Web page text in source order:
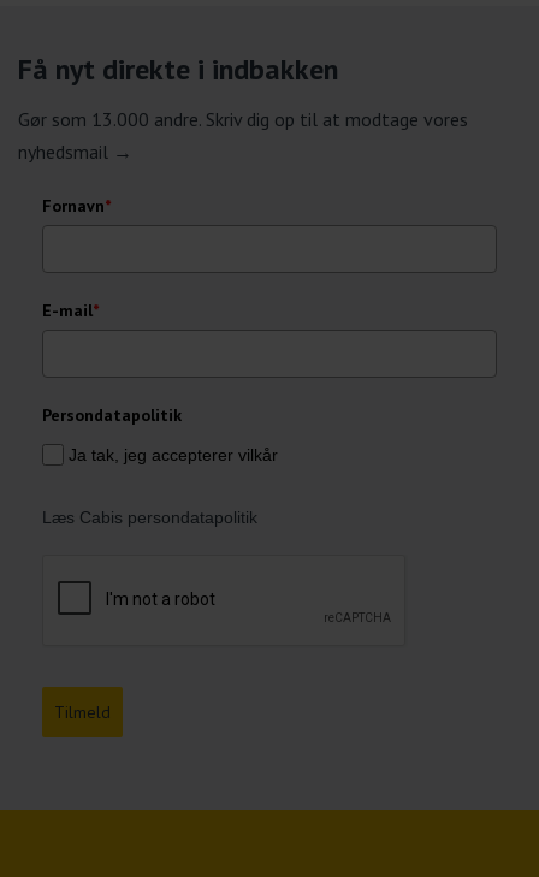
Få nyt direkte i indbakken
Gør som 13.000 andre. Skriv dig op til at modtage vores
nyhedsmail →
Fornavn*
E-mail*
Persondatapolitik
Ja tak, jeg accepterer vilkår
Læs Cabis persondatapolitik
Tilmeld